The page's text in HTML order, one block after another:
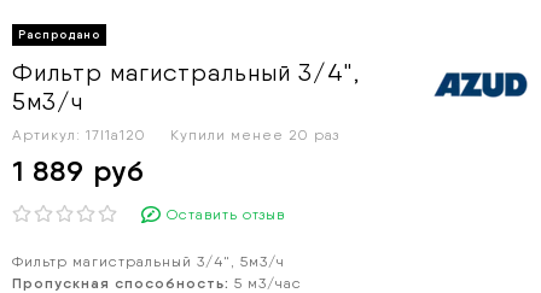
Фильтр магистральный 3/4",
5м3/ч
Артикул: 17l1a120 Купили менее 20 раз
1 889 руб
Оставить отзыв
Фильтр магистральный 3/4", 5м3/ч
Пропускная способность: 5 м3/час